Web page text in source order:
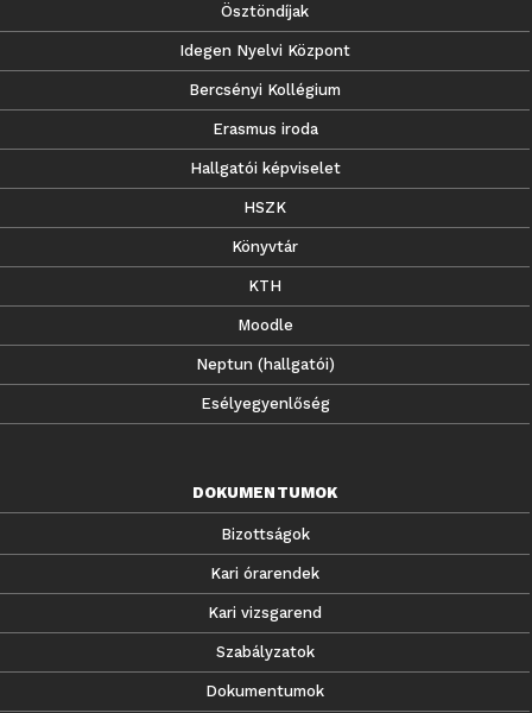
Ösztöndíjak
Idegen Nyelvi Központ
Bercsényi Kollégium
Erasmus iroda
Hallgatói képviselet
HSZK
Könyvtár
KTH
Moodle
Neptun (hallgatói)
Esélyegyenlőség
DOKUMENTUMOK
Bizottságok
Kari órarendek
Kari vizsgarend
Szabályzatok
Dokumentumok